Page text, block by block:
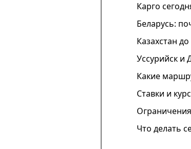
Карго
Беларусь:
Казахстан
Уссурийск и
Какие
Ставки и
Что делать